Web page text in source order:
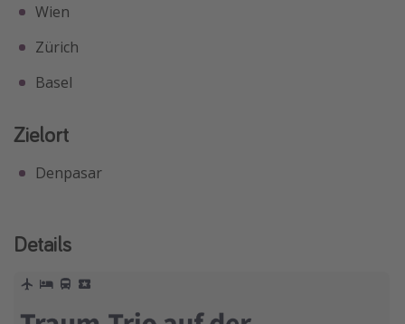
Wien
Zürich
Basel
Zielort
Denpasar
Details